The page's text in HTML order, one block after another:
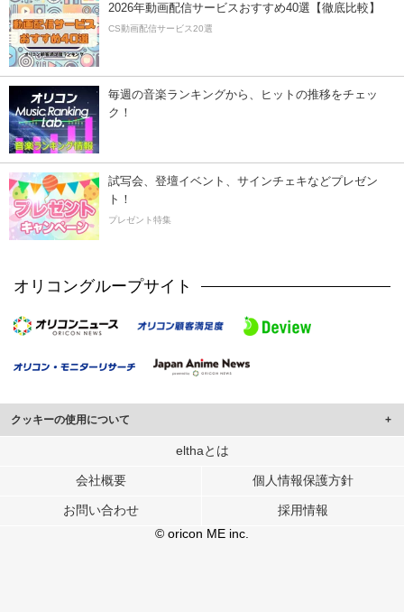
2026年動画配信サービスおすすめ40選【徹底比較】
CS動画配信サービス20選
毎週の音楽ランキングから、ヒットの推移をチェッ
ク！
試写会、登壇イベント、サインチェキなどプレゼン
ト！
プレゼント特集
オリコングループサイト
クッキーの使用について
このサイトでは Cookie を使用して、ユーザーに合わせたコンテンツや広告の
行っています。
メディアや広告配信、データ解析の各パートナーに提供しています。
各パートナーは、この情報とユーザーが各パートナーに提供した他の情報や、
ユーザーが各パートナーのサービスを使用したときに収集した他の情報を組み
elthaとは
会社概要 個人情報保護方針
お問い合わせ
採用情報
© oricon ME inc.